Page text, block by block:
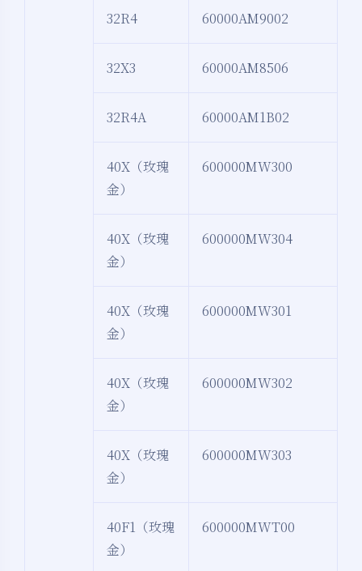
32R4 60000AM9002
32X3 60000AM8506
32R4A 60000AM1B02
40X（玫瑰
金）
600000MW300
40X（玫瑰
金）
600000MW304
40X（玫瑰
金）
600000MW301
40X（玫瑰
金）
600000MW302
40X（玫瑰
金）
600000MW303
40F1（玫瑰
金）
600000MWT00